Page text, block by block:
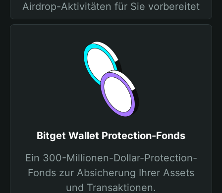
Airdrop-Aktivitäten für Sie vorbereitet
Bitget Wallet Protection-Fonds
Ein 300-Millionen-Dollar-Protection-
Fonds zur Absicherung Ihrer Assets
und Transaktionen.